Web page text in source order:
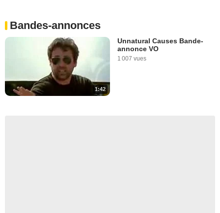
Bandes-annonces
1:42
Unnatural Causes Bande-
annonce VO
1 007 vues